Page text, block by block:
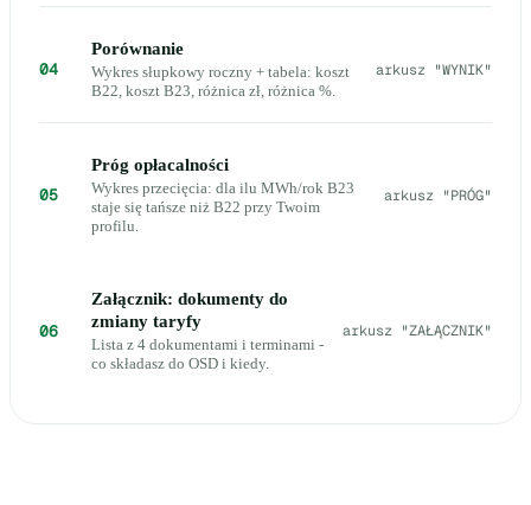
04
Porównanie
Wykres słupkowy roczny + tabela: koszt
B22, koszt B23, różnica zł, różnica %.
arkusz "WYNIK"
05
Próg opłacalności
Wykres przecięcia: dla ilu MWh/rok B23
staje się tańsze niż B22 przy Twoim
profilu.
arkusz "PRÓG"
06
Załącznik: dokumenty do
zmiany taryfy
Lista z 4 dokumentami i terminami -
co składasz do OSD i kiedy.
arkusz "ZAŁĄCZNIK"